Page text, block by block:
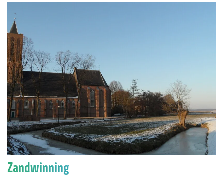
Vergroten
Zandwinning